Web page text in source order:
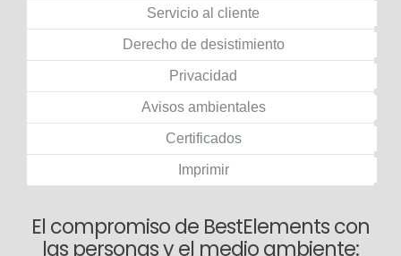
Servicio al cliente
Derecho de desistimiento
Privacidad
Avisos ambientales
Certificados
Imprimir
El compromiso de BestElements con
las personas y el medio ambiente: